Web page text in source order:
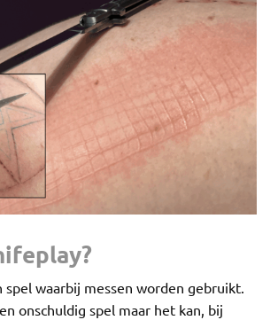
spel waarbij messen worden gebruikt.
onschuldig spel maar het kan, bij